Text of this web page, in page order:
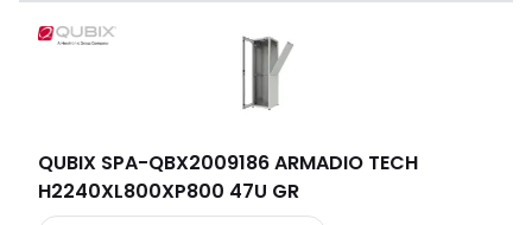
QUBIX SPA-QBX2009186 ARMADIO TECH
H2240XL800XP800 47U GR